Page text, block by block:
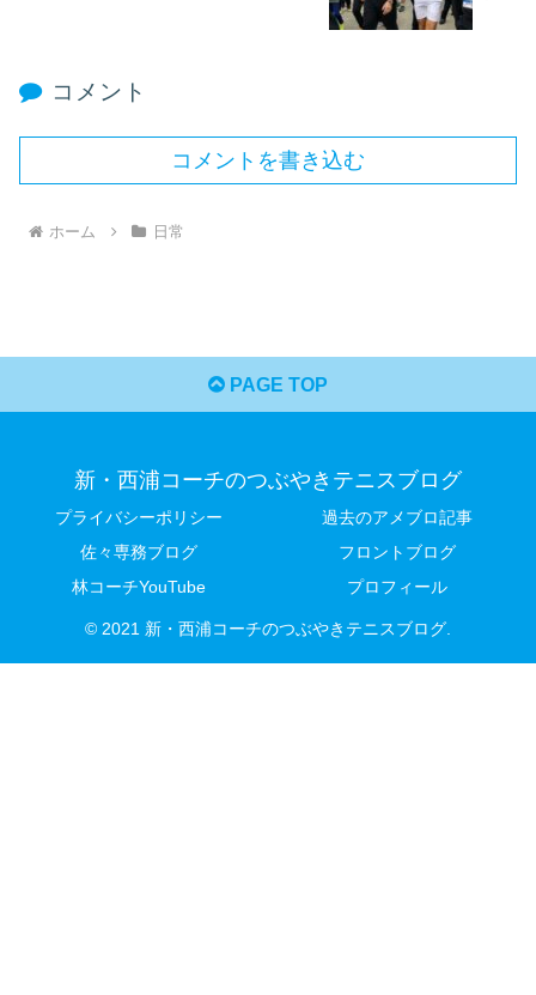
コメント
コメントを書き込む
ホーム 日常
PAGE TOP
新・西浦コーチのつぶやきテニスブログ
プライバシーポリシー
過去のアメブロ記事
佐々専務ブログ
フロントブログ
林コーチYouTube
プロフィール
© 2021 新・西浦コーチのつぶやきテニスブログ.